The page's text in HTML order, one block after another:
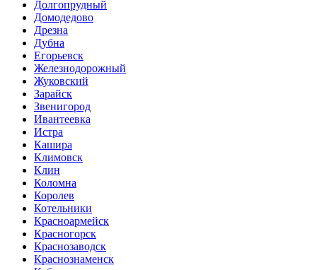
Долгопрудный
Домодедово
Дрезна
Дубна
Егорьевск
Железнодорожный
Жуковский
Зарайск
Звенигород
Ивантеевка
Истра
Кашира
Климовск
Клин
Коломна
Королев
Котельники
Красноармейск
Красногорск
Краснозаводск
Краснознаменск